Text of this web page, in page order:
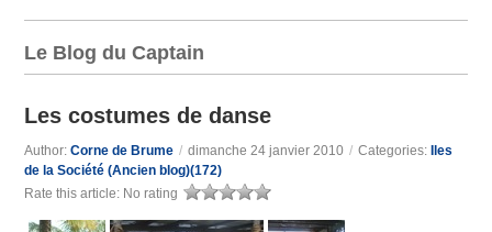
Le Blog du Captain
Les costumes de danse
Author:Corne de Brume / dimanche 24 janvier 2010 / Categories:
Iles
de la Société (Ancien blog)(172)
Rate this article: No rating